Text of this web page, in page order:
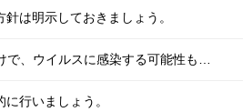
は明示しておきましょう。
で、ウイルスに感染する可能性も…
行いましょう。